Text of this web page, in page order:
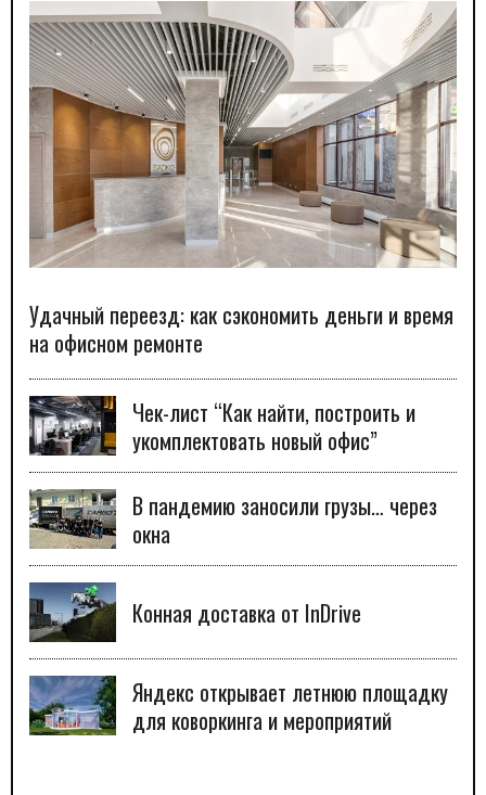
Удачный переезд: как сэкономить деньги и время
на офисном ремонте
Чек-лист “Как найти, построить и
укомплектовать новый офис”
В пандемию заносили грузы… через
окна
Конная доставка от InDrive
Яндекс открывает летнюю площадку
для коворкинга и мероприятий